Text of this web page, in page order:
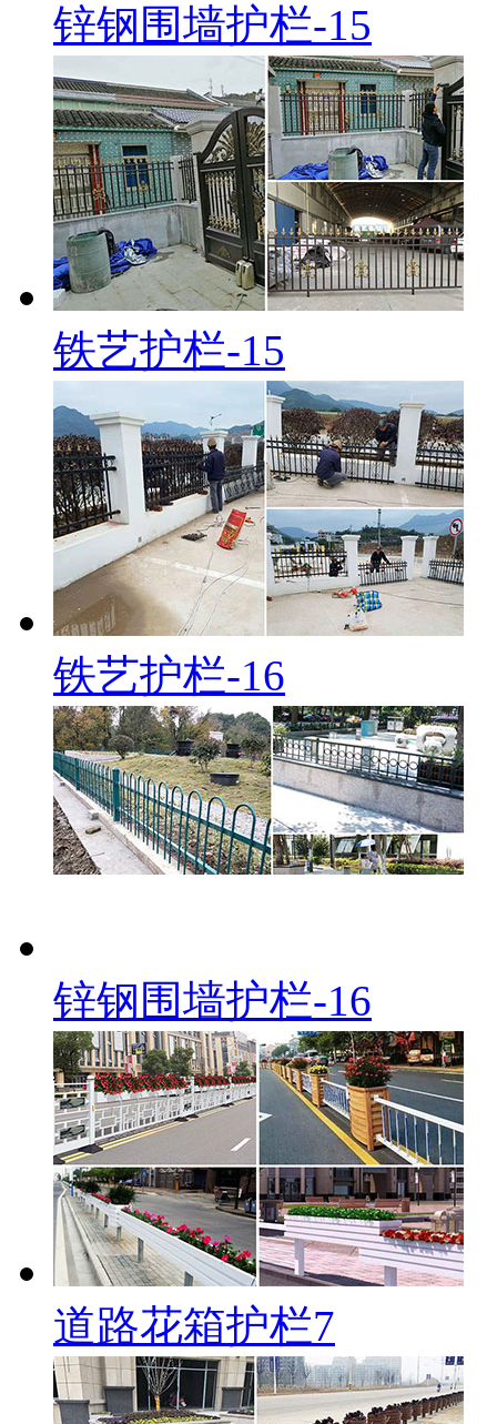
锌钢围墙护栏-15
铁艺护栏-15
铁艺护栏-16
锌钢围墙护栏-16
道路花箱护栏7